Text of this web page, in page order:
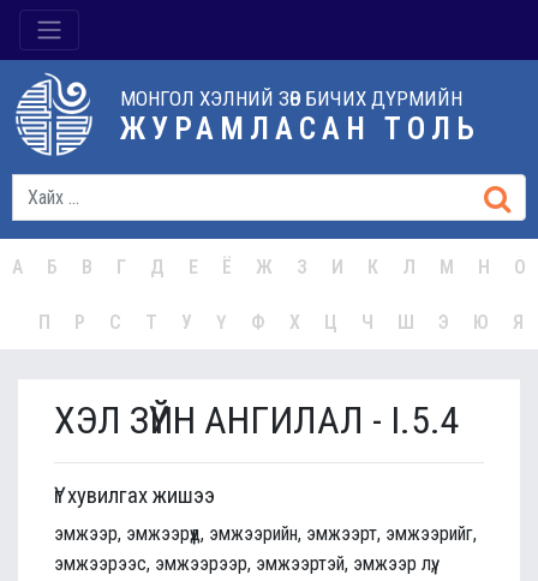
МОНГОЛ ХЭЛНИЙ ЗӨВ БИЧИХ ДҮРМИЙН
ЖУРАМЛАСАН ТОЛЬ
А Б В Г Д Е Ё Ж З И К Л М Н О
П Р С Т У Ү Ф Х Ц Ч Ш Э Ю Я
ХЭЛ ЗҮЙН АНГИЛАЛ - I.5.4
Үг хувилгах жишээ
эмжээр, эмжээрүүд, эмжээрийн, эмжээрт, эмжээрийг,
эмжээрээс, эмжээрээр, эмжээртэй, эмжээр лүү,